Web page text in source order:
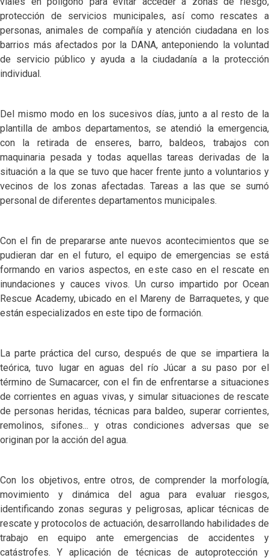
protección de servicios municipales, así como rescates a
personas, animales de compañía y atención ciudadana en los
barrios más afectados por la DANA, anteponiendo la voluntad
de servicio público y ayuda a la ciudadanía a la protección
individual.
Del mismo modo en los sucesivos días, junto a al resto de la
plantilla de ambos departamentos, se atendió la emergencia,
con la retirada de enseres, barro, baldeos, trabajos con
maquinaria pesada y todas aquellas tareas derivadas de la
situación a la que se tuvo que hacer frente junto a voluntarios y
vecinos de los zonas afectadas. Tareas a las que se sumó
personal de diferentes departamentos municipales.
Con el fin de prepararse ante nuevos acontecimientos que se
pudieran dar en el futuro, el equipo de emergencias se está
formando en varios aspectos, en este caso en el rescate en
inundaciones y cauces vivos. Un curso impartido por Ocean
Rescue Academy, ubicado en el Mareny de Barraquetes, y que
están especializados en este tipo de formación.
La parte práctica del curso, después de que se impartiera la
teórica, tuvo lugar en aguas del río Júcar a su paso por el
término de Sumacarcer, con el fin de enfrentarse a situaciones
de corrientes en aguas vivas, y simular situaciones de rescate
de personas heridas, técnicas para baldeo, superar corrientes,
remolinos, sifones... y otras condiciones adversas que se
originan por la acción del agua.
Con los objetivos, entre otros, de comprender la morfología,
movimiento y dinámica del agua para evaluar riesgos,
identificando zonas seguras y peligrosas, aplicar técnicas de
rescate y protocolos de actuación, desarrollando habilidades de
trabajo en equipo ante emergencias de accidentes y
catástrofes. Y aplicación de técnicas de autoprotección y